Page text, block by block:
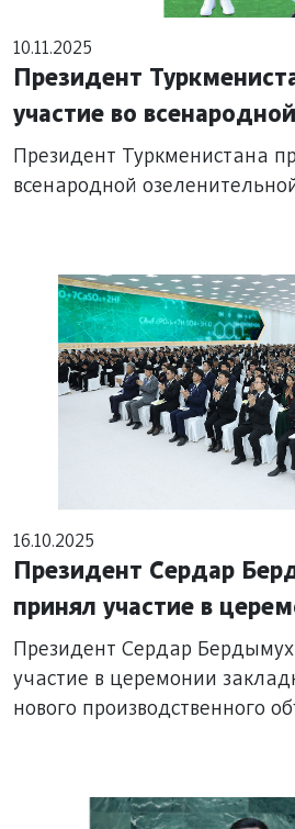
10.11.2025
Президент
участие во всенародной
озеленительной акции
Президент Туркменистана
всенародной
16.10.2025
Президент Сердар
принял участие в
фундамента нового
производственного
Президент Сердар
участие в церемонии
нового производственного